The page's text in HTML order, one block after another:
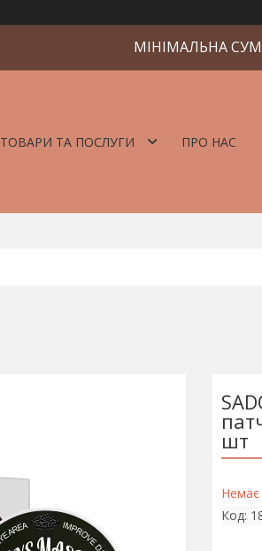
МІНІМАЛЬНА
ТОВАРИ ТА ПОСЛУГИ ПРО НАС
шт
Немає
Код: